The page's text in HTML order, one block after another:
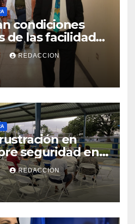
condiciones
de las facilidades
de la Salud
REDACCION
en
seguridad en
REDACCION